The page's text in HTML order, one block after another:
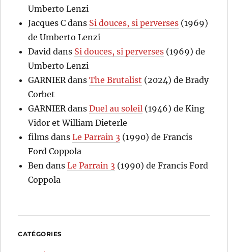
Umberto Lenzi
Jacques C dans Si douces, si perverses (1969)
de Umberto Lenzi
David dans Si douces, si perverses (1969) de
Umberto Lenzi
GARNIER dansThe Brutalist (2024) de Brady
Corbet
GARNIER dansDuel au soleil (1946) de King
Vidor et William Dieterle
films dansLe Parrain 3 (1990) de Francis
Ford Coppola
Ben dansLe Parrain 3 (1990) de Francis Ford
Coppola
CATÉGORIES